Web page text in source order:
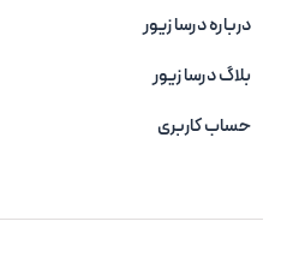
درباره درسا زیور
بلاگ درسا زیور
حساب کاربری